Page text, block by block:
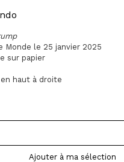
Monde le 25 janvier 2025
sur papier
haut à droite
Ajouter à ma sélection